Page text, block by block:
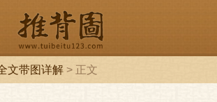
文带图详解> 正文